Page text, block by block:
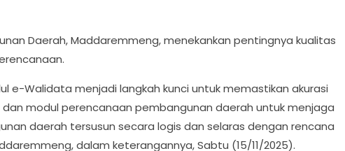
Daerah, Maddaremmeng, menekankan pentingnya kualitas
e-Walidata menjadi langkah kunci untuk memastikan akurasi
modul perencanaan pembangunan daerah untuk menjaga
daerah tersusun secara logis dan selaras dengan rencana
dalam keterangannya, Sabtu (15/11/2025).